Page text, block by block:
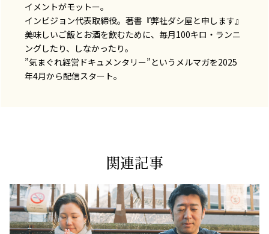
イメントがモットー。
インビジョン代表取締役。著書『弊社ダシ屋と申します』
美味しいご飯とお酒を飲むために、毎月100キロ・ランニ
ングしたり、しなかったり。
”気まぐれ経営ドキュメンタリー”というメルマガを2025
年4月から配信スタート。
関連記事